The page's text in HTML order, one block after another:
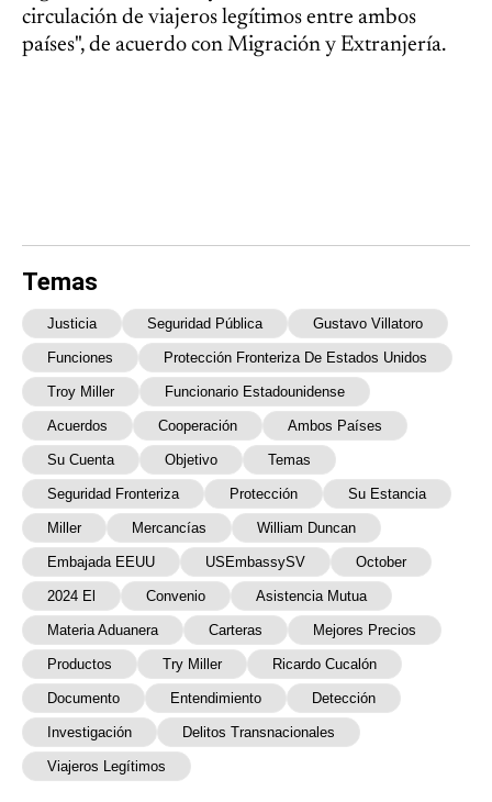
circulación de viajeros legítimos entre ambos
países", de acuerdo con Migración y Extranjería.
Temas
Justicia Seguridad Pública Gustavo Villatoro
Funciones Protección Fronteriza De Estados Unidos
Troy Miller Funcionario Estadounidense
Acuerdos Cooperación Ambos Países
Su Cuenta Objetivo Temas
Seguridad Fronteriza Protección Su Estancia
Miller Mercancías William Duncan
Embajada EEUU USEmbassySV October
2024 El Convenio Asistencia Mutua
Materia Aduanera Carteras Mejores Precios
Productos Try Miller Ricardo Cucalón
Documento Entendimiento Detección
Investigación Delitos Transnacionales
Viajeros Legítimos